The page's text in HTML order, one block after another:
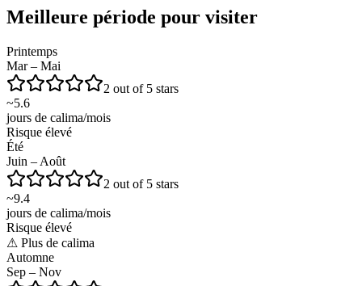
Meilleure période pour visiter
Printemps
Mar – Mai
2 out of 5 stars
~5.6
jours de calima/mois
Risque élevé
Été
Juin – Août
2 out of 5 stars
~9.4
jours de calima/mois
Risque élevé
⚠ Plus de calima
Automne
Sep – Nov